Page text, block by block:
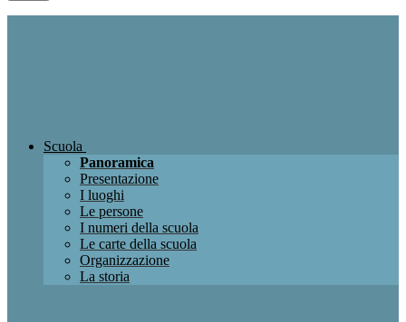
Scuola
Panoramica
Presentazione
I luoghi
Le persone
I numeri della scuola
Le carte della scuola
Organizzazione
La storia